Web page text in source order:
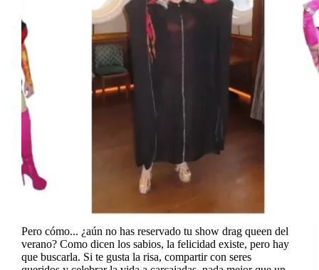
Pero cómo... ¿aún no has reservado tu show drag queen del
verano? Como dicen los sabios, la felicidad existe, pero hay
que buscarla. Si te gusta la risa, compartir con seres